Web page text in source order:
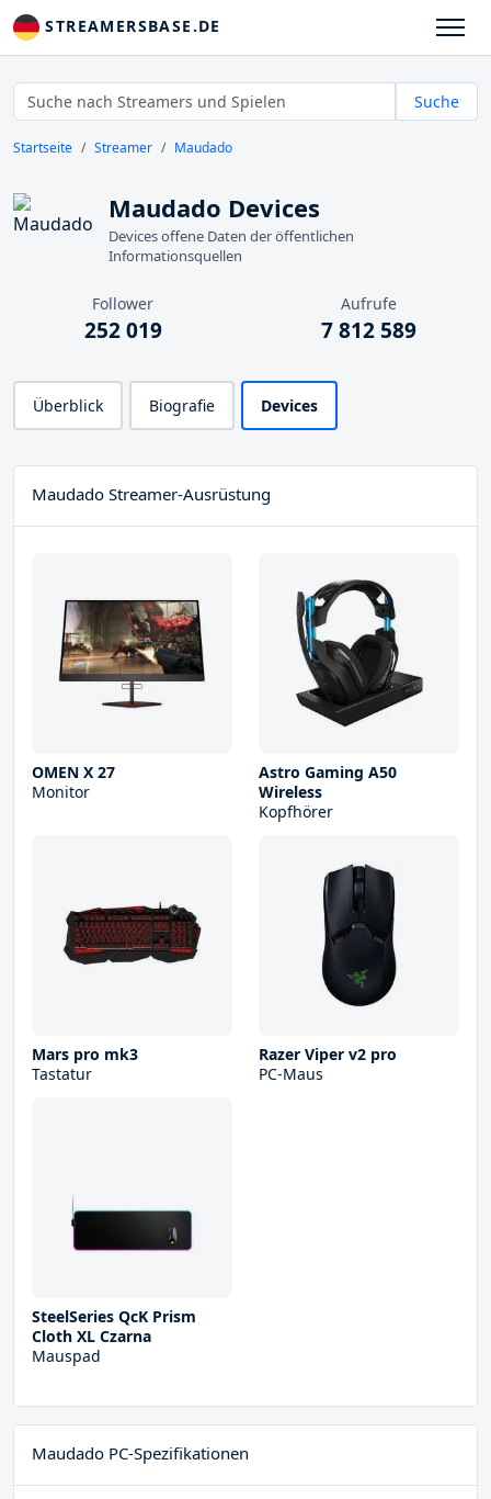
STREAMERSBASE.DE
Suche
Startseite Streamer Maudado
Maudado Devices
Devices offene Daten der öffentlichen
Informationsquellen
Follower
252 019
Aufrufe
7 812 589
Überblick Biografie Devices
Maudado Streamer-Ausrüstung
OMEN X 27
Monitor
Astro Gaming A50
Wireless
Kopfhörer
Mars pro mk3
Tastatur
Razer Viper v2 pro
PC-Maus
SteelSeries QcK Prism
Cloth XL Czarna
Mauspad
Maudado PC-Spezifikationen